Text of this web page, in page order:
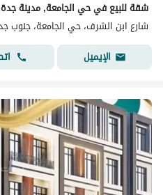
شقة للبيع في حي الجامعة, مدينة
شارع ابن الشرف، حي الجامعة، جنوب
الإيميل